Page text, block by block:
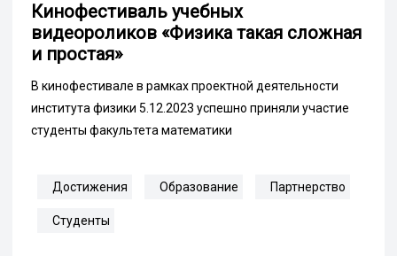
Кинофестиваль учебных
видеороликов «Физика такая сложная
и простая»
В кинофестивале в рамках проектной деятельности
института физики 5.12.2023 успешно приняли участие
студенты факультета математики
Достижения Образование Партнерство
Студенты